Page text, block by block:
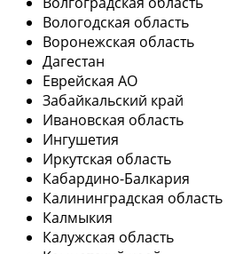
Вологодская область
Воронежская область
Дагестан
Еврейская АО
Забайкальский край
Ивановская область
Ингушетия
Иркутская область
Кабардино-Балкария
Калининградская область
Калмыкия
Калужская область